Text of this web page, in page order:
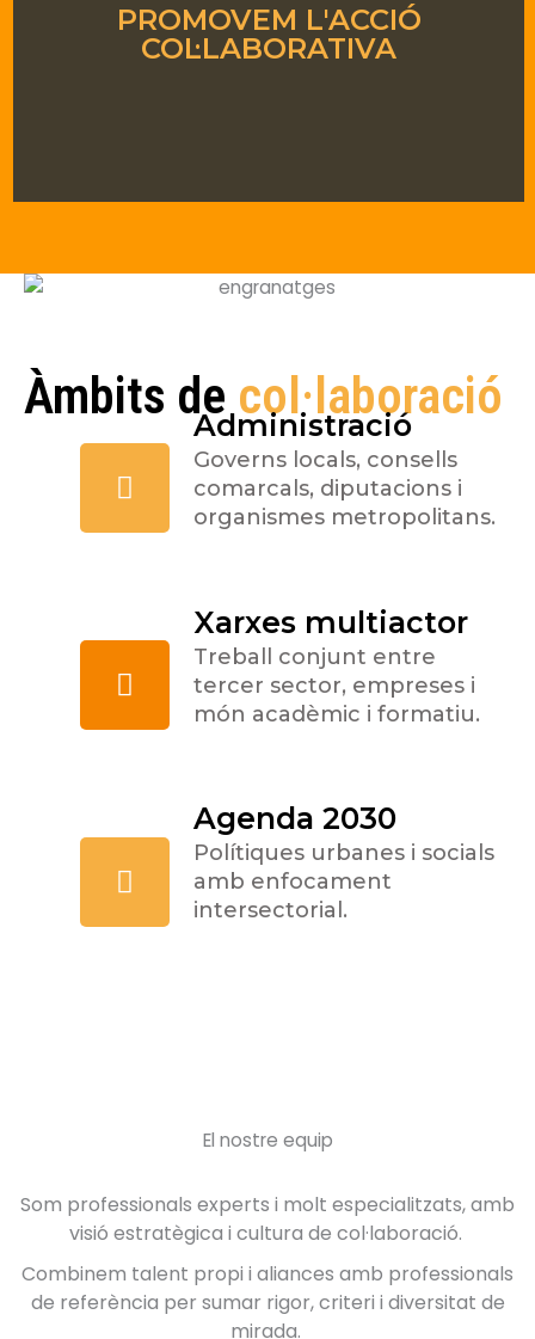
PROMOVEM L'ACCIÓ
COL·LABORATIVA
Àmbits de col·laboració
Administració
Governs locals, consells
comarcals, diputacions i
organismes metropolitans.
Xarxes multiactor
Treball conjunt entre
tercer sector, empreses i
món acadèmic i formatiu.
Agenda 2030
Polítiques urbanes i socials
amb enfocament
intersectorial.
El nostre equip
Som professionals experts i molt especialitzats, amb
visió estratègica i cultura de col·laboració.
Combinem talent propi i aliances amb professionals
de referència per sumar rigor, criteri i diversitat de
mirada.